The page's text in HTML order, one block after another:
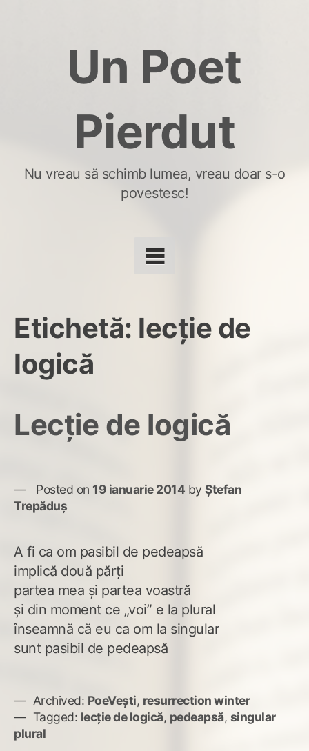
Un Poet
Pierdut
Nu vreau să schimb lumea, vreau doar s-o
povestesc!
Etichetă: lecţie de
logică
Lecţie de logică
Posted on 19 ianuarie 2014 by Ștefan
Trepăduș
A fi ca om pasibil de pedeapsă
implică două părţi
partea mea şi partea voastră
şi din moment ce „voi” e la plural
înseamnă că eu ca om la singular
sunt pasibil de pedeapsă
Archived: PoeVești, resurrection winter
Tagged: lecţie de logică, pedeapsă, singular
plural